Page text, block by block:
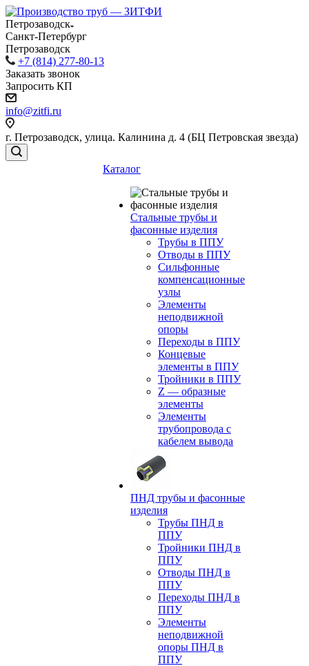
Петрозаводск
Санкт-Петербург
Петрозаводск
+7 (814) 277-80-13
Заказать звонок
Запросить КП
info@zitfi.ru
г. Петрозаводск, улица. Калинина д. 4 (БЦ Петровская звезда)
Каталог
Стальные трубы и
фасонные изделия
Трубы в ППУ
Отводы в ППУ
Сильфонные
компенсационные
узлы
Элементы
неподвижной
опоры
Переходы в ППУ
Концевые
элементы в ППУ
Тройники в ППУ
Z — образные
элементы
Элементы
трубопровода с
кабелем вывода
ПНД трубы и фасонные
изделия
Трубы ПНД в
ППУ
Тройники ПНД в
ППУ
Отводы ПНД в
ППУ
Переходы ПНД в
ППУ
Элементы
неподвижной
опоры ПНД в
ППУ